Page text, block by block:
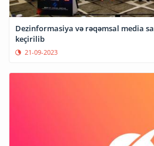
Dezinformasiya və rəqəmsal media
keçirilib
21-09-2023